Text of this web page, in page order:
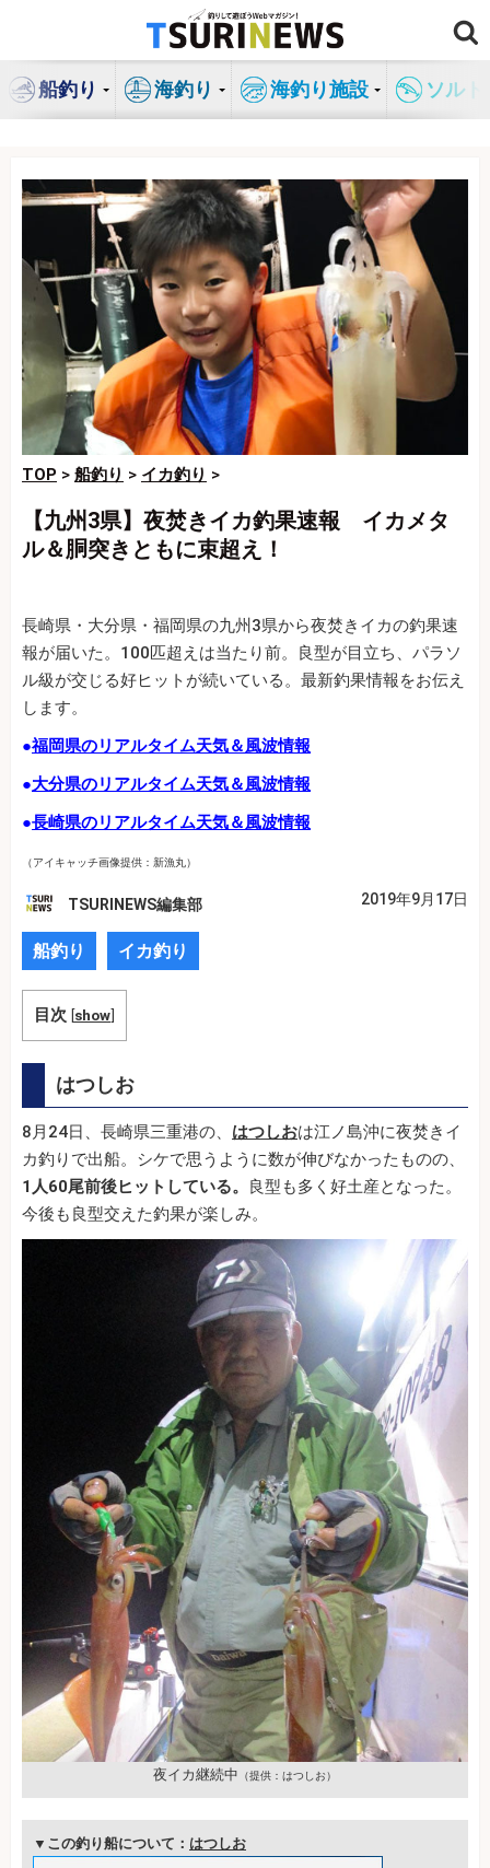
ン
船釣り 海釣り 海釣り施設 ソル
TOP > 船釣り > イカ釣り >
【九州3県】夜焚きイカ釣果速報 イカメタ
ル＆胴突きともに束超え！
長崎県・大分県・福岡県の九州3県から夜焚きイカの釣果速
報が届いた。100匹超えは当たり前。良型が目立ち、パラソ
ル級が交じる好ヒットが続いている。最新釣果情報をお伝え
します。
●福岡県のリアルタイム天気＆風波情報
●大分県のリアルタイム天気＆風波情報
●長崎県のリアルタイム天気＆風波情報
（アイキャッチ画像提供：新漁丸）
TSURINEWS編集部 2019年9月17日
船釣り イカ釣り
目次 [show]
はつしお
8月24日、長崎県三重港の、 はつしおは江ノ島沖に夜焚きイ
カ釣りで出船。シケで思うように数が伸びなかったものの、
1人60尾前後ヒットしている。
良型も多く好土産となった。
今後も良型交えた釣果が楽しみ。
夜イカ継続中 （提供：はつしお）
▼この釣り船について： はつしお